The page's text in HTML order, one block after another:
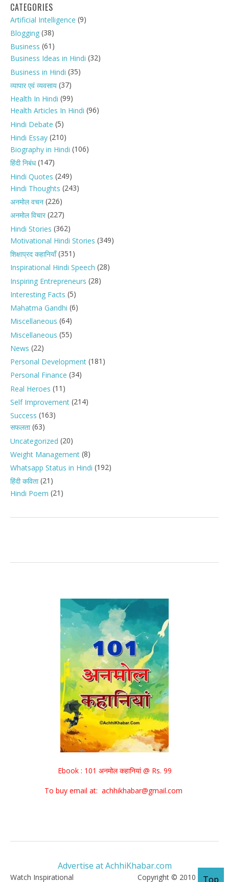
CATEGORIES
Artificial Intelligence (9)
Blogging (38)
Business (61)
Business Ideas in Hindi (32)
Business in Hindi (35)
व्यापार एवं व्यवसाय (37)
Health In Hindi (99)
Health Articles In Hindi (96)
Hindi Debate (5)
Hindi Essay (210)
Biography in Hindi (106)
हिंदी निबंध(147)
Hindi Quotes (249)
Hindi Thoughts (243)
अनमोल वचन (226)
अनमोल विचार(227)
Hindi Stories (362)
Motivational Hindi Stories (349)
शिक्षाप्रद कहानियाँ(351)
Inspirational Hindi Speech (28)
Inspiring Entrepreneurs (28)
Interesting Facts (5)
Mahatma Gandhi (6)
Miscellaneous (64)
Miscellaneous (55)
News (22)
Personal Development (181)
Personal Finance (34)
Real Heroes (11)
Self Improvement (214)
Success (163)
सफलता(63)
Uncategorized (20)
Weight Management (8)
Whatsapp Status in Hindi (192)
हिंदी कविता(21)
Hindi Poem (21)
Ebook : 101 अनमोल कहानियां @ Rs. 99
To buy email at: achhikhabar@gmail.com
Advertise at AchhiKhabar.com
Watch Inspirational Copyright © 2010 - 2026
Top